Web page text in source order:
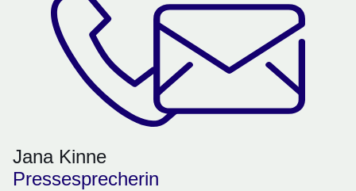
Jana Kinne
Pressesprecherin